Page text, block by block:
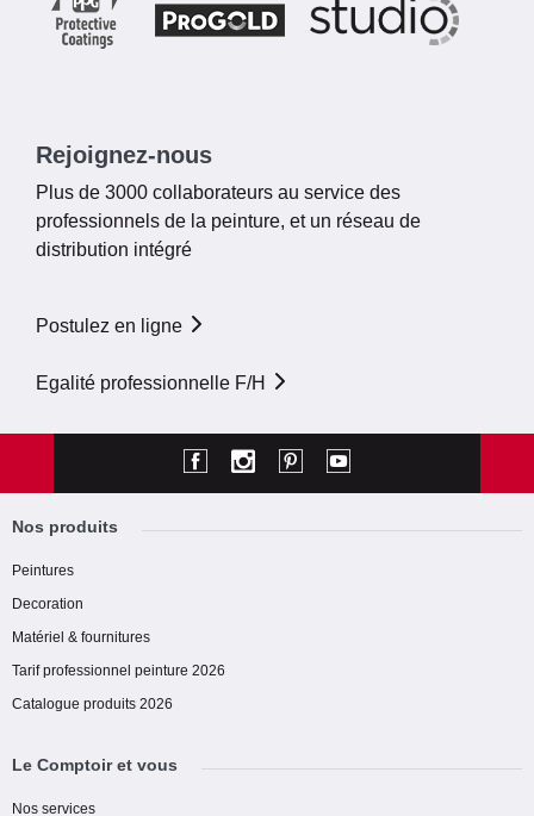
Rejoignez-nous
Plus de 3000 collaborateurs au service des
professionnels de la peinture, et un réseau de
distribution intégré
Postulez en ligne
Egalité professionnelle F/H
Nos produits
Peintures
Decoration
Matériel & fournitures
Tarif professionnel peinture 2026
Catalogue produits 2026
Le Comptoir et vous
Nos services